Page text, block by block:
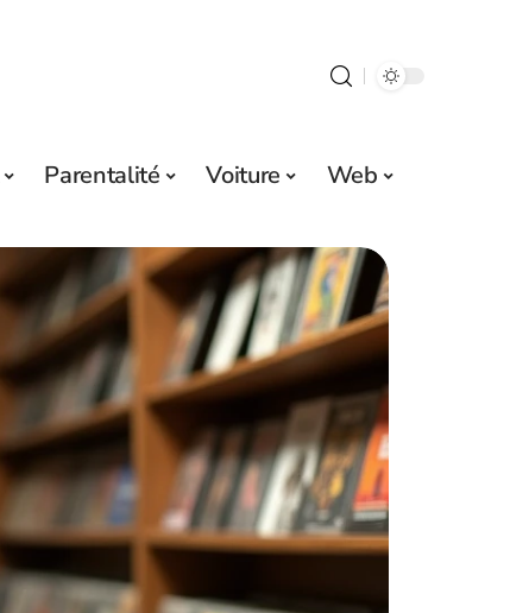
Parentalité Voiture Web